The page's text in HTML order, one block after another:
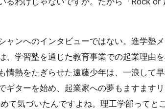
ャンへのインタビューではない。進学塾
、学習塾を通じた教育事業での起業理由
情熱をたぎらせた遠藤少年は、一浪して
ギターを始め、起業家への夢もますます
て気づいたんですよね。理工学部ってと